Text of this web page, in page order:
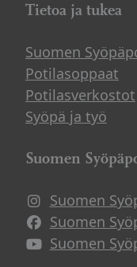
Tietoa ja tukea
Suomen
Potilasoppaat
Potilasverkostot
Syöpä ja työ
Suomen
Suomen
Suomen
Suomen